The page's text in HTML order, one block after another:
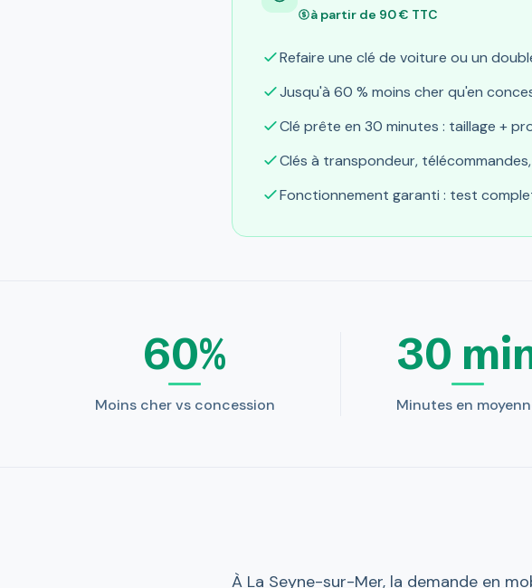
à partir de 90 € TTC
Refaire une clé de voiture ou un
Jusqu'à 60 % moins cher qu'en
Clé prête en 30 minutes : taillage +
Clés à transpondeur,
Fonctionnement garanti : test
60%
Moins cher vs concession
30
Minutes en
À La Seyne-sur-Mer, la demande en